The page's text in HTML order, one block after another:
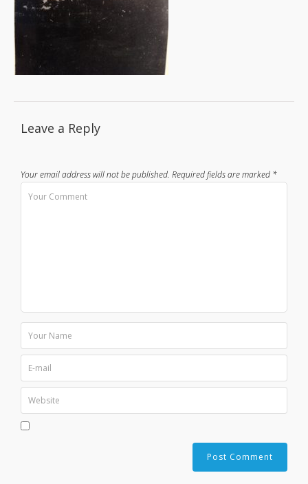
Leave a Reply
Your email address will not be published. Required fields are marked *